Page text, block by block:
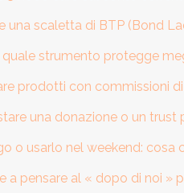
una scaletta di BTP (Bond
quale strumento protegge
prodotti con commissioni
una donazione o un trust
o usarlo nel weekend:
a pensare al « dopo di noi »